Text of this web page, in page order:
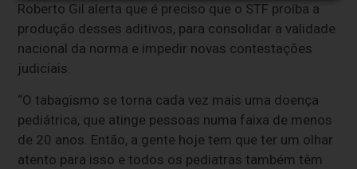
Roberto Gil alerta que é preciso que o STF proíba a
produção desses aditivos, para consolidar a validade
nacional da norma e impedir novas contestações
judiciais.
“O tabagismo se torna cada vez mais uma doença
pediátrica, que atinge pessoas numa faixa de menos
de 20 anos. Então, a gente hoje tem que ter um olhar
atento para isso e todos os pediatras também têm